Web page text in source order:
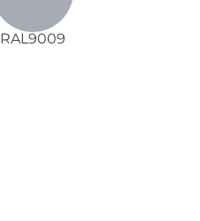
RAL9009